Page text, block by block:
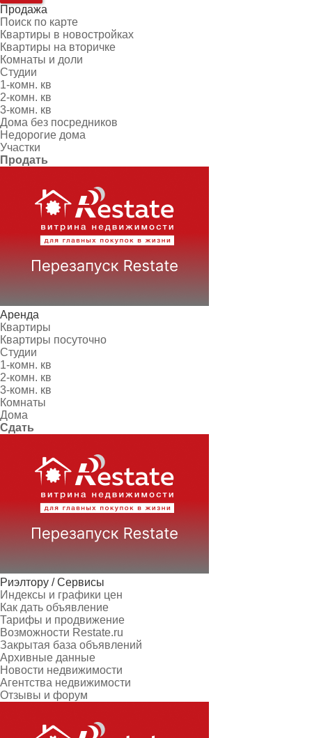
Продажа
Поиск по карте
Квартиры в новостройках
Квартиры на вторичке
Комнаты и доли
Студии
1-комн. кв
2-комн. кв
3-комн. кв
Дома без посредников
Недорогие дома
Участки
Продать
Аренда
Квартиры
Квартиры посуточно
Студии
1-комн. кв
2-комн. кв
3-комн. кв
Комнаты
Дома
Сдать
Риэлтору / Сервисы
Индексы и графики цен
Как дать объявление
Тарифы и продвижение
Возможности Restate.ru
Закрытая база объявлений
Архивные данные
Новости недвижимости
Агентства недвижимости
Отзывы и форум